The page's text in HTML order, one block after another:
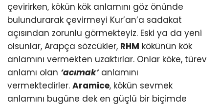
çevirirken, kökün kök anlamını göz önünde
bulundurarak çevirmeyi Kur’an’a sadakat
açısından zorunlu görmekteyiz. Eski ya da yeni
olsunlar, Arapça sözcükler, RHM kökünün kök
anlamını vermekten uzaktırlar. Onlar köke, türev
anlamı olan ‘acımak’anlamını
vermektedirler. Aramice, kökün sevmek
anlamını bugüne dek en güçlü bir biçimde